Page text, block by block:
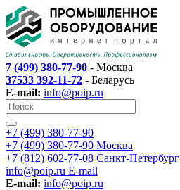
7 (499) 380-77-90 - Москва
37533 392-11-72 - Беларусь
E-mail: info@poip.ru
+7 (499) 380-77-90
+7 (499) 380-77-90 Москва
+7 (812) 602-77-08 Санкт-Петербург
info@poip.ru E-mail
E-mail: info@poip.ru